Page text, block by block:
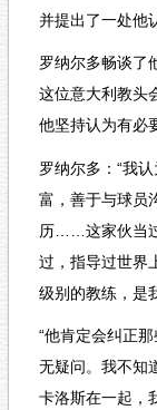
并提出了一处他
罗纳尔多畅谈了
这位意大利教头
他坚持认为有必
罗纳尔多：“我
富，善于与球员
历……这家伙当
过，指导过世界
级别的教练，是
“他肯定会纠正
无疑问。我不知
卡洛斯在一起，